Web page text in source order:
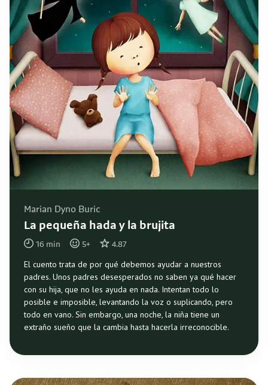
Marian Dyno Buric
La pequeña hada y la brujita
16 min 5+ 4.87
El cuento trata de por qué debemos ayudar a nuestros
padres. Unos padres desesperados no saben ya qué hacer
con su hija, que no les ayuda en nada. Intentan todo lo
posible e imposible, levantando la voz o suplicando, pero
todo en vano. Sin embargo, una noche, la niña tiene un
extraño sueño que la cambia hasta hacerla irreconocible.